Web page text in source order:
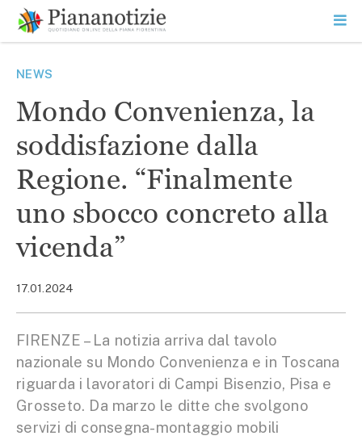
contenuto
SEARCH
NEWS
Mondo Convenienza, la
soddisfazione dalla
Regione. “Finalmente
uno sbocco concreto alla
vicenda”
17.01.2024
FIRENZE – La notizia arriva dal tavolo
nazionale su Mondo Convenienza e in Toscana
riguarda i lavoratori di Campi Bisenzio, Pisa e
Grosseto. Da marzo le ditte che svolgono
servizi di consegna-montaggio mobili